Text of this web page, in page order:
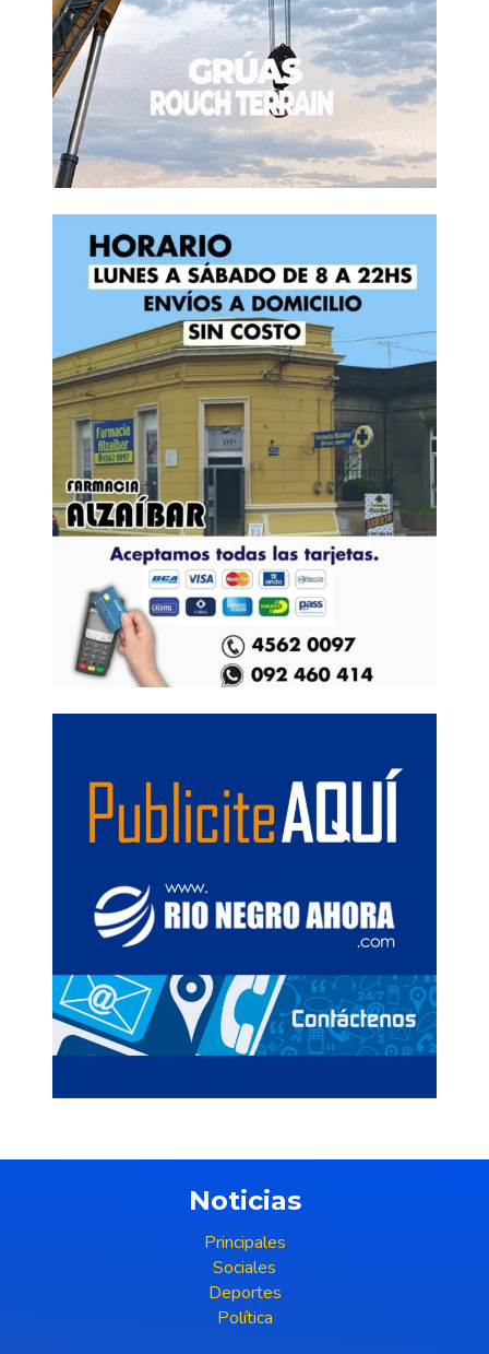
Noticias
Principales
Sociales
Deportes
Política